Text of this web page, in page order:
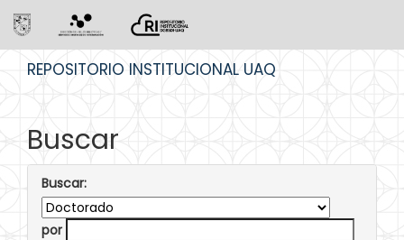
REPOSITORIO INSTITUCIONAL UAQ
Buscar
Buscar:
por